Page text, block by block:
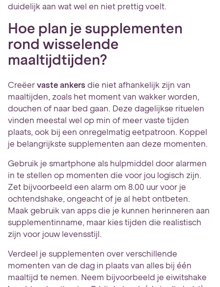
duidelijk aan wat wel en niet prettig voelt.
Hoe plan je supplementen
rond wisselende
maaltijdtijden?
Creëer vaste ankers die niet afhankelijk zijn van
maaltijden, zoals het moment van wakker worden,
douchen of naar bed gaan. Deze dagelijkse rituelen
vinden meestal wel op min of meer vaste tijden
plaats, ook bij een onregelmatig eetpatroon. Koppel
je belangrijkste supplementen aan deze momenten.
Gebruik je smartphone als hulpmiddel door alarmen
in te stellen op momenten die voor jou logisch zijn.
Zet bijvoorbeeld een alarm om 8.00 uur voor je
ochtendshake, ongeacht of je al hebt ontbeten.
Maak gebruik van apps die je kunnen herinneren aan
supplementinname, maar kies tijden die realistisch
zijn voor jouw levensstijl.
Verdeel je supplementen over verschillende
momenten van de dag in plaats van alles bij één
maaltijd te nemen. Neem bijvoorbeeld je eiwitshake